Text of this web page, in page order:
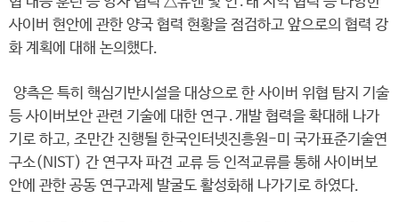
사이버 현안에 관한 양국 협력 현황을 점검하고 앞으로의 협력 강
화 계획에 대해 논의했다.
양측은 특히 핵심기반시설을 대상으로 한 사이버 위협 탐지 기술
등 사이버보안 관련 기술에 대한 연구․개발 협력을 확대해 나가
기로 하고, 조만간 진행될 한국인터넷진흥원-미 국가표준기술연
구소(NIST) 간 연구자 파견 교류 등 인적교류를 통해 사이버보
안에 관한 공동 연구과제 발굴도 활성화해 나가기로 하였다.